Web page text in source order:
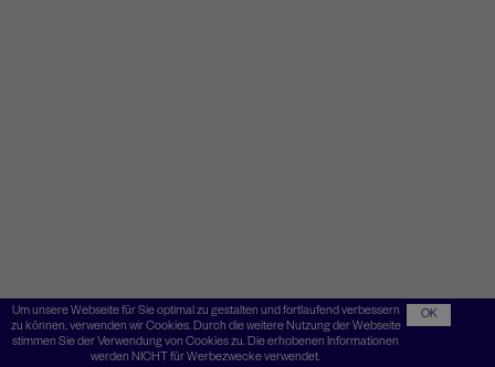
Um unsere Webseite für Sie optimal zu gestalten und fortlaufend verbessern
zu können, verwenden wir Cookies. Durch die weitere Nutzung der Webseite
stimmen Sie der Verwendung von Cookies zu. Die erhobenen Informationen
werden NICHT für Werbezwecke verwendet.
OK